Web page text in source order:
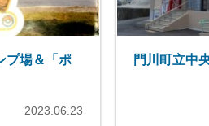
プ場＆「ポ
2023.06.23
門川町立中